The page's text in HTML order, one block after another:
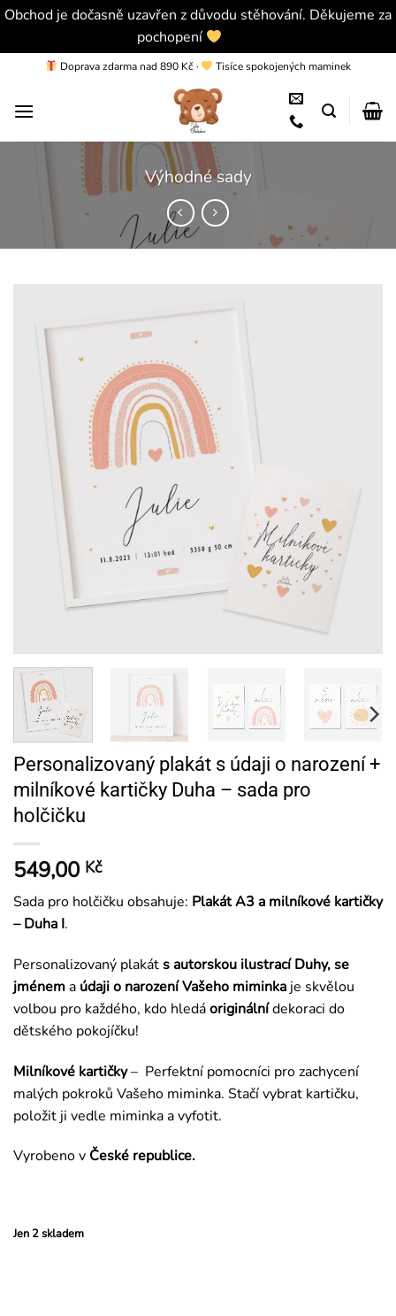
Obchod je dočasně uzavřen z důvodu stěhování. Děkujeme za
pochopení
Přeskočit
obsah
Doprava zdarma nad 890 Kč · Tisíce spokojených maminek
Výhodné sady
Personalizovaný plakát s údaji o narození +
milníkové kartičky Duha – sada pro
holčičku
549,00 Kč
Sada pro holčičku obsahuje: Plakát A3 a milníkové kartičky
– Duha I.
Personalizovaný plakátsautorskou ilustrací Duhy, se
jménema údaji o narození Vašeho miminka je skvělou
volbou pro každého, kdo hledáoriginálnídekoraci do
dětského pokojíčku!
Milníkové kartičky– Perfektní pomocníci pro zachycení
malých pokroků Vašeho miminka. Stačí vybrat kartičku,
položit ji vedle miminka a vyfotit.
Vyrobeno v České republice.
Jen 2 skladem